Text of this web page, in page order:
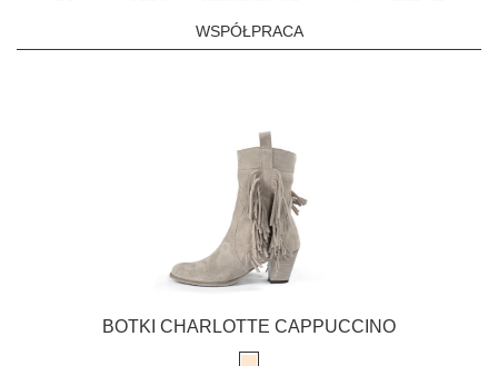
WSPÓŁPRACA
BOTKI CHARLOTTE CAPPUCCINO